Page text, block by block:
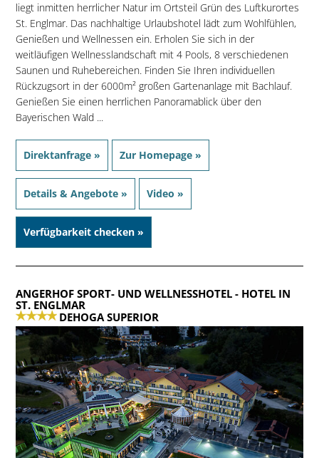
liegt inmitten herrlicher Natur im Ortsteil Grün des Luftkurortes
St. Englmar. Das nachhaltige Urlaubshotel lädt zum Wohlfühlen,
Genießen und Wellnessen ein. Erholen Sie sich in der
weitläufigen Wellnesslandschaft mit 4 Pools, 8 verschiedenen
Saunen und Ruhebereichen. Finden Sie Ihren individuellen
Rückzugsort in der 6000m² großen Gartenanlage mit Bachlauf.
Genießen Sie einen herrlichen Panoramablick über den
Bayerischen Wald ...
Direktanfrage » Zur Homepage »
Details & Angebote » Video »
Verfügbarkeit checken »
ANGERHOF SPORT- UND WELLNESSHOTEL- HOTEL IN
ST. ENGLMAR
DEHOGA SUPERIOR